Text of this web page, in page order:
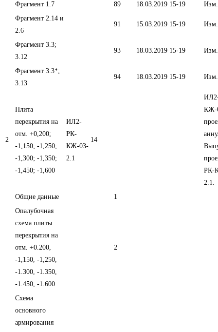
Фрагмент 1.7
89 18.03.2019 15-19
Фрагмент 2.14 и
2.6
91 15.03.2019 15-19
Фрагмент 3.3;
3.12
93 18.03.2019 15-19
Фрагмент 3.3*;
3.13
94 18.03.2019 15-19
2
Плита
перекрытия на
отм. +0,200;
-1,150; -1,250;
-1,300; -1,350;
-1,450; -1,600
ИЛ2-
РК-
КЖ-03-
2.1
14
КЖ-
РК-
2.1.
Общие данные
1
Опалубочная
схема плиты
перекрытия на
отм. +0.200,
-1,150, -1,250,
-1.300, -1.350,
-1.450, -1.600
2
Схема
основного
армирования